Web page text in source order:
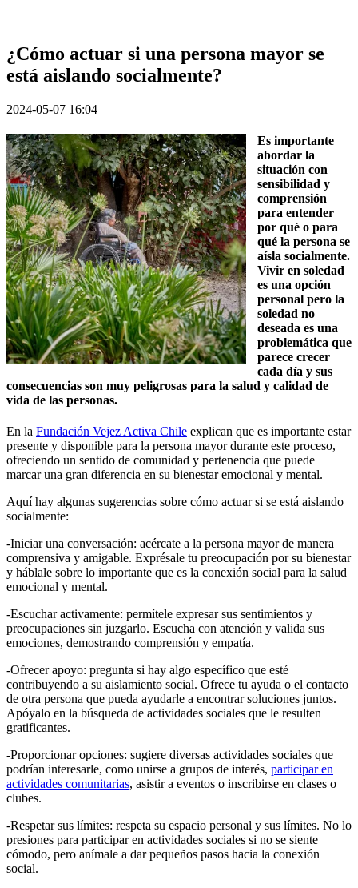
¿Cómo actuar si una persona mayor se
está aislando socialmente?
2024-05-07 16:04
Es importante
abordar la
situación con
sensibilidad y
comprensión
para entender
por qué o para
qué la persona se
aísla socialmente.
Vivir en soledad
es una opción
personal pero la
soledad no
deseada es una
problemática que
parece crecer
cada día y sus
consecuencias son muy peligrosas para la salud y calidad de
vida de las personas.
En la Fundación Vejez Activa Chile explican que es importante estar
presente y disponible para la persona mayor durante este proceso,
ofreciendo un sentido de comunidad y pertenencia que puede
marcar una gran diferencia en su bienestar emocional y mental.
Aquí hay algunas sugerencias sobre cómo actuar si se está aislando
socialmente:
-Iniciar una conversación: acércate a la persona mayor de manera
comprensiva y amigable. Exprésale tu preocupación por su bienestar
y háblale sobre lo importante que es la conexión social para la salud
emocional y mental.
-Escuchar activamente: permítele expresar sus sentimientos y
preocupaciones sin juzgarlo. Escucha con atención y valida sus
emociones, demostrando comprensión y empatía.
-Ofrecer apoyo: pregunta si hay algo específico que esté
contribuyendo a su aislamiento social. Ofrece tu ayuda o el contacto
de otra persona que pueda ayudarle a encontrar soluciones juntos.
Apóyalo en la búsqueda de actividades sociales que le resulten
gratificantes.
-Proporcionar opciones: sugiere diversas actividades sociales que
podrían interesarle, como unirse a grupos de interés, participar en
actividades comunitarias, asistir a eventos o inscribirse en clases o
clubes.
-Respetar sus límites: respeta su espacio personal y sus límites. No lo
presiones para participar en actividades sociales si no se siente
cómodo, pero anímale a dar pequeños pasos hacia la conexión
social.